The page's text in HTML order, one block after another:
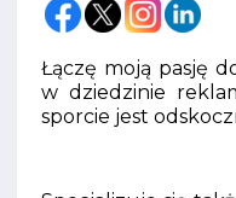
Łączę moją pasję
w dziedzinie
sporcie jest